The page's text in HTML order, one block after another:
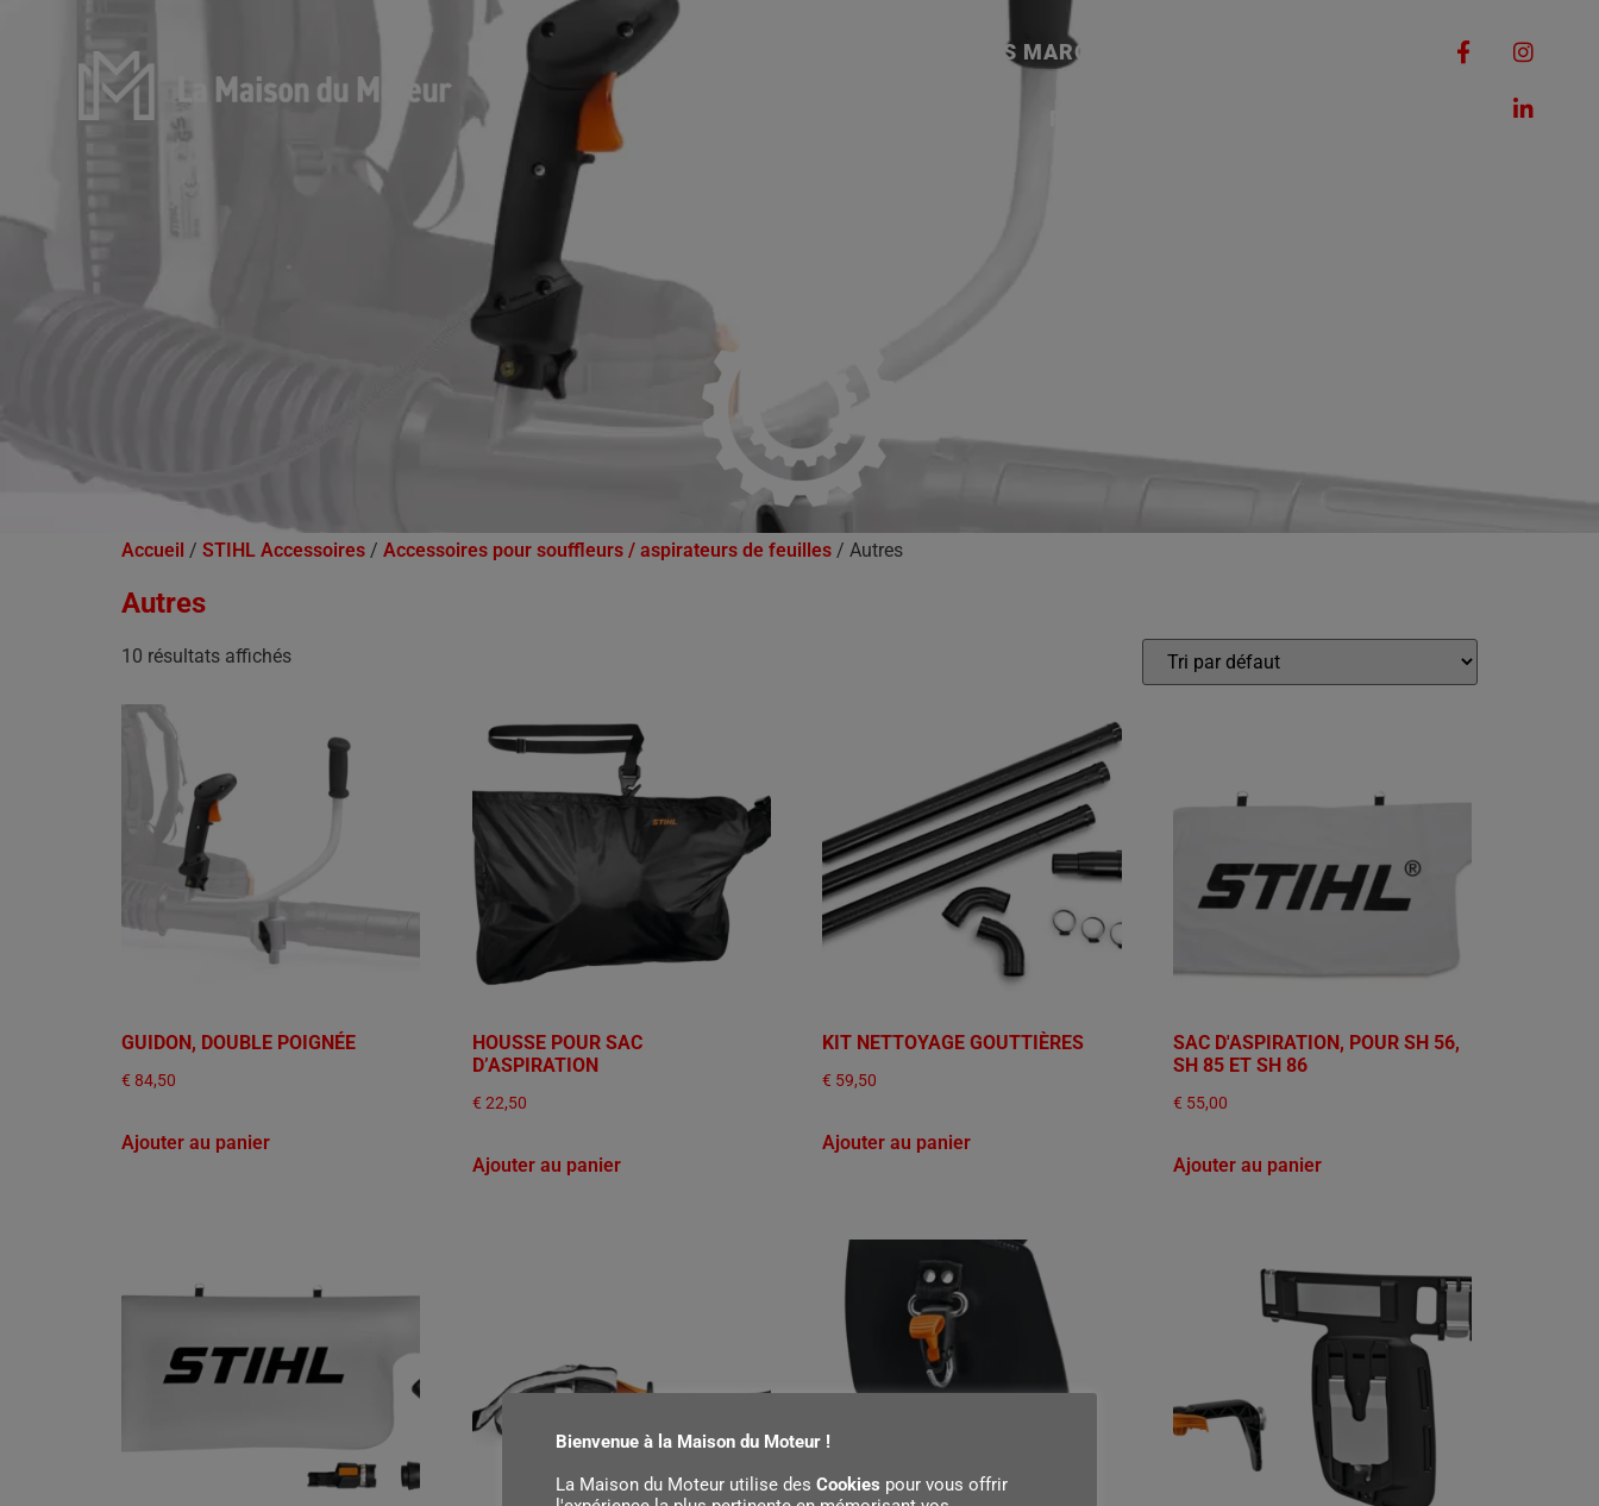
NOS MARQUES
Accueil / STIHL Accessoires / Accessoires pour souffleurs / aspirateurs de feuilles / Autres
Autres
10 résultats affichés
GUIDON, DOUBLE POIGNÉE
€ 84,50
Ajouter au panier
HOUSSE POUR SAC
D’ASPIRATION
€ 22,50
Ajouter au panier
KIT NETTOYAGE GOUTTIÈRES
€ 59,50
Ajouter au panier
SAC D'ASPIRATION, POUR SH 56,
SH 85 ET SH 86
€ 55,00
Ajouter au panier
Bienvenue à la Maison du Moteur !
La Maison du Moteur utilise des Cookies pour vous offrir